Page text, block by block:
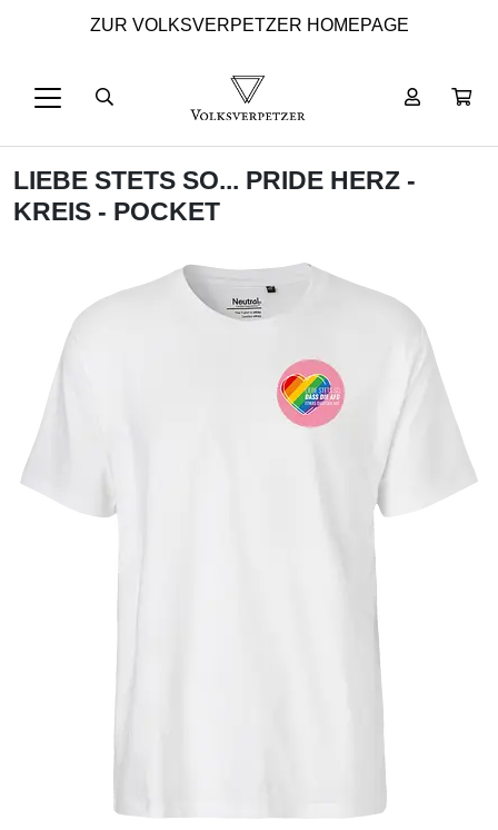
ZUR VOLKSVERPETZER HOMEPAGE
LIEBE STETS SO... PRIDE HERZ -
KREIS - POCKET